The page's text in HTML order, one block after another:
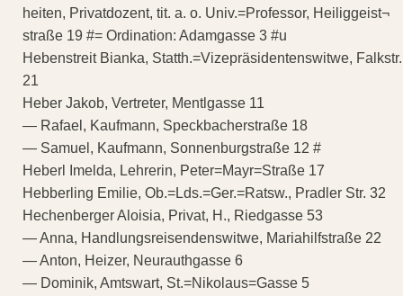
heiten, Privatdozent, tit. a. o. Univ.=Professor, Heiliggeist¬
straße 19 #= Ordination: Adamgasse 3 #u
Hebenstreit Bianka, Statth.=Vizepräsidentenswitwe, Falkstr.
21
Heber Jakob, Vertreter, Mentlgasse 11
— Rafael, Kaufmann, Speckbacherstraße 18
— Samuel, Kaufmann, Sonnenburgstraße 12 #
Heberl Imelda, Lehrerin, Peter=Mayr=Straße 17
Hebberling Emilie, Ob.=Lds.=Ger.=Ratsw., Pradler Str. 32
Hechenberger Aloisia, Privat, H., Riedgasse 53
— Anna, Handlungsreisendenswitwe, Mariahilfstraße 22
— Anton, Heizer, Neurauthgasse 6
— Dominik, Amtswart, St.=Nikolaus=Gasse 5